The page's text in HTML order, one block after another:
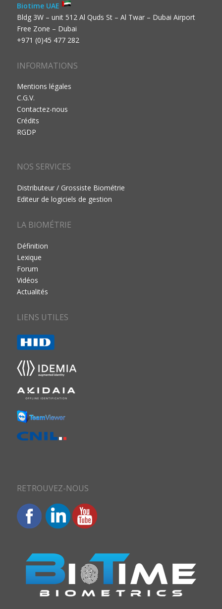
Biotime UAE
Bldg 3W – unit 512 Al Quds St – Al Twar – Dubai Airport
Free Zone – Dubai
+971 (0)45 477 282
INFORMATIONS
Mentions légales
C.G.V.
Contactez-nous
Crédits
RGDP
NOS SERVICES
Distributeur / Grossiste Biométrie
Editeur de logiciels de gestion
LA BIOMÉTRIE
Définition
Lexique
Forum
Vidéos
Actualités
LIENS UTILES
RETROUVEZ-NOUS